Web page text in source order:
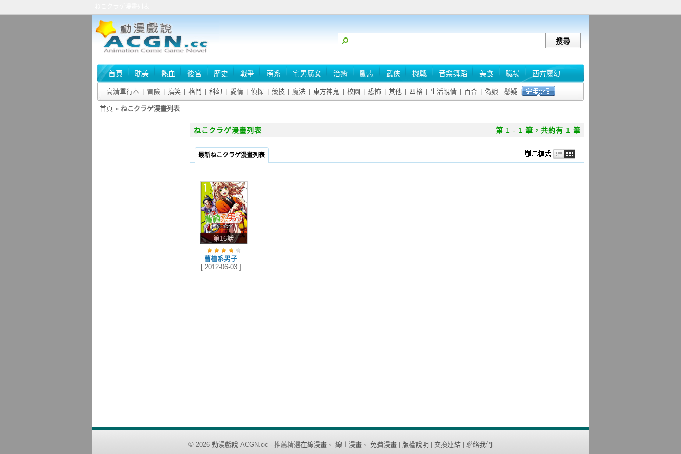
首頁 耽美 熱血 後宮 歷史 戰爭 萌系 宅男腐女 治癒 勵志 武俠 機戰 音樂舞蹈 美食 職場 西方魔幻
高清單行本 冒險 搞笑 格鬥 科幻 愛情 偵探 競技 魔法 東方神鬼 校園 恐怖 其他 四格 生活親情 百合 偽娘 懸疑
首頁 » ねこクラゲ漫畫列表
ねこクラゲ漫畫列表 第 1 - 1 筆，共約有 1 筆
最新ねこクラゲ漫畫列表
第16話
曹植系男子
[ 2012-06-03 ]
© 2026 動漫戲說 ACGN.cc - 推薦精選在線漫畫 、 線上漫畫 、 免費漫畫 版權說明 交換連結 聯絡我們